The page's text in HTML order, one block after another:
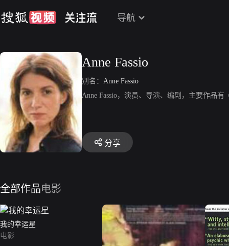
导航
Anne Fassio
别名： Anne Fassio
Anne Fassio，演员、导演、编剧，主要作品
分享
全部作品电影
我的幸运星
电影